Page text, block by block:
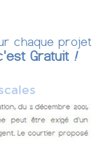
chaque projet
Gratuit !